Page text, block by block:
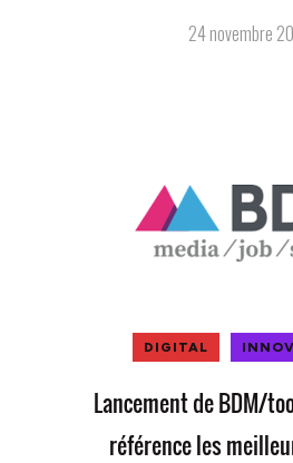
24 novembre
DIGITAL
Lancement de BDM/
référence les